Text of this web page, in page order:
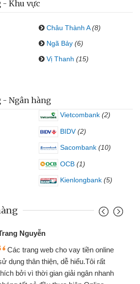
- Khu vực
Châu Thành A (8)
Ngã Bảy (6)
Vị Thanh (15)
- Ngân hàng
Vietcombank (2)
BIDV (2)
Sacombank (10)
OCB (1)
Kienlongbank (5)
Nguyễn
Các trang web cho vay tiền online
dụng thân thiện, dễ hiểu.Tôi rất
bởi vì thời gian giải ngân nhanh